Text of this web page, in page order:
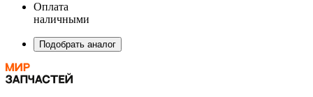
Оплата
наличными
Подобрать аналог